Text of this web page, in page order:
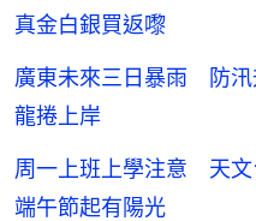
真金白銀買返嚟
廣東未來三日暴雨 防
龍捲上岸
周一上班上學注意 天
端午節起有陽光